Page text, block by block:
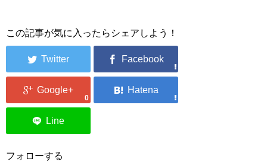
この記事が気に入ったらシェアしよう！
0
フォローする